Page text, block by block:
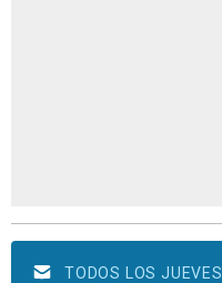
TODOS LOS JUEVES